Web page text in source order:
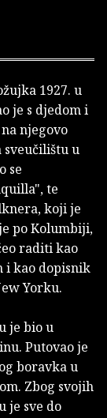
1927. u
je s djedom i
njegovo
sveučilištu u
se
te
koji je
po Kolumbiji,
raditi kao
i kao dopisnik
Yorku.
je bio u
Putovao je
boravka u
Zbog svojih
je sve do